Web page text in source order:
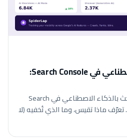
تقارير أداء الذكاء الاصطناعي في Search Console:
أطلقت جوجل تقارير أداء البحث بالذكاء الاصطناعي في Search
Console يوم 3 حزيران 2026. تعرّف ماذا تقيس، وما الذي تُخفيه (لا